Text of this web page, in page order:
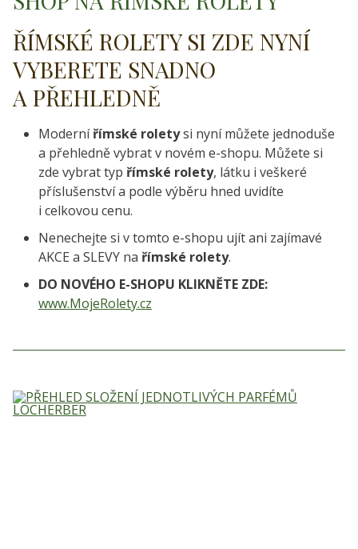
ŘÍMSKÉ ROLETY SI ZDE NYNÍ
VYBERETE SNADNO
A PŘEHLEDNĚ
Modernířímské roletysi nyní můžete jednoduše
a přehledně vybrat v novém e-shopu. Můžete si
zde vybrat typ římské rolety, látku i veškeré
příslušenství a podle výběru hned uvidíte
i celkovou cenu.
Nenechejte si v tomto e-shopu ujít ani zajímavé
AKCE a SLEVY na římské rolety.
DO NOVÉHO E-SHOPU KLIKNĚTE ZDE:
www.MojeRolety.cz